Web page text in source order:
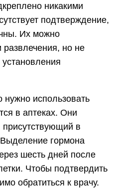
никакими
подтверждение,
Их можно
но не
нужно использовать
в аптеках. Они
в
гормона
шесть дней после
Чтобы подтвердить
обратиться к врачу.